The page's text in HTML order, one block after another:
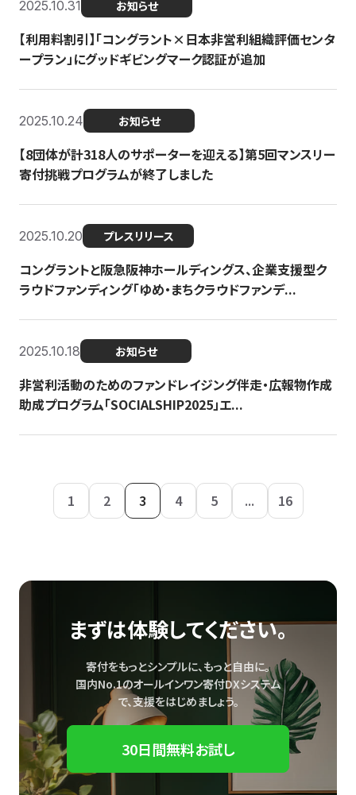
2025.10.31 お知らせ
【利用料割引】「コングラント×日本非営利組織評価センタ
ープラン」にグッドギビングマーク認証が追加
2025.10.24 お知らせ
【8団体が計318人のサポーターを迎える】​​第5回マンスリー
寄付挑戦プログラムが終了しました
2025.10.20 プレスリリース
コングラントと阪急阪神ホールディングス、企業支援型ク
ラウドファンディング「ゆめ・まちクラウドファンデ...
2025.10.18 お知らせ
非営利活動のためのファンドレイジング伴走・広報物作成
助成プログラム「SOCIALSHIP2025」エ...
1 2 3 4 5 ... 16
まずは体験してください。
寄付をもっとシンプルに、もっと自由に。
国内No.1のオールインワン寄付DXシステム
で、支援をはじめましょう。
30日間無料お試し